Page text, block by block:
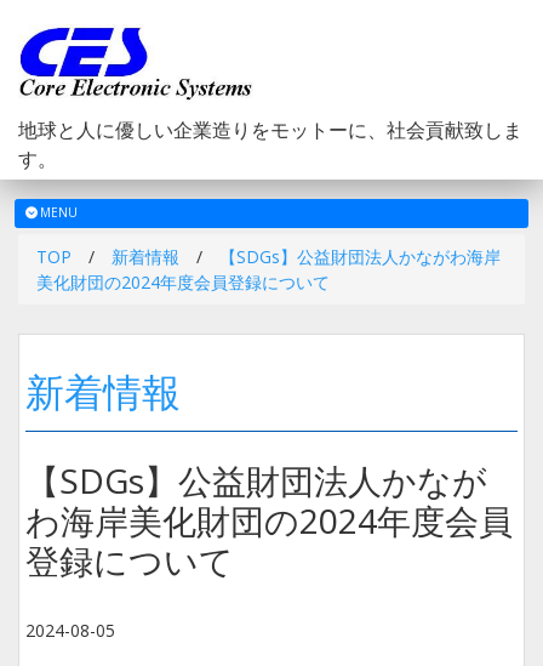
地球と人に優しい企業造りをモットーに、社会貢献致しま
す。
メ
ニ
MENU
TOP / 新着情報 /
【SDGs】公益財団法人かながわ海岸
美化財団の2024年度会員登録について
新着情報
【SDGs】公益財団法人かなが
わ海岸美化財団の2024年度会員
登録について
2024-08-05